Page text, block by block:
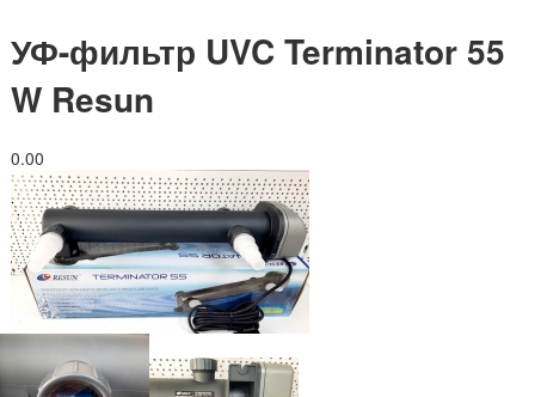
УФ-фильтр UVC Terminator 55
W Resun
0.00